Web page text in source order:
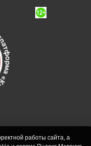
работы сайта, а